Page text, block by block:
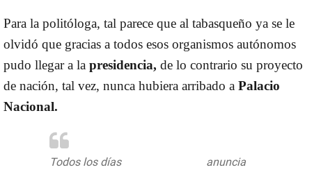
Para la politóloga, tal parece que al tabasqueño ya se le
olvidó que gracias a todos esos organismos autónomos
pudo llegar a la presidencia, de lo contrario su proyecto
de nación, tal vez, nunca hubiera arribado a Palacio
Nacional.
Todos los días
anuncia